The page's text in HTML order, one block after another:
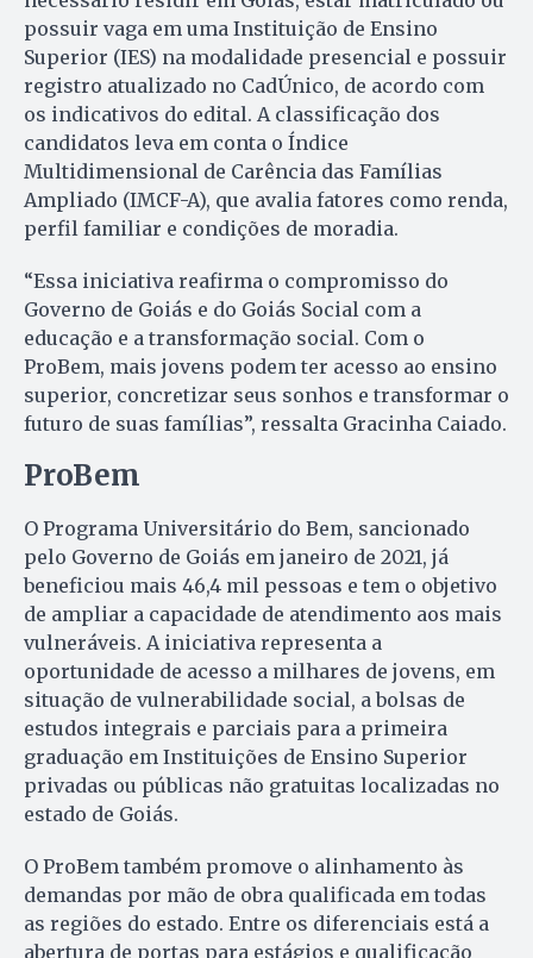
possuir vaga em uma Instituição de Ensino
Superior (IES) na modalidade presencial e possuir
registro atualizado no CadÚnico, de acordo com
os indicativos do edital. A classificação dos
candidatos leva em conta o Índice
Multidimensional de Carência das Famílias
Ampliado (IMCF-A), que avalia fatores como renda,
perfil familiar e condições de moradia.
“Essa iniciativa reafirma o compromisso do
Governo de Goiás e do Goiás Social com a
educação e a transformação social. Com o
ProBem, mais jovens podem ter acesso ao ensino
superior, concretizar seus sonhos e transformar o
futuro de suas famílias”, ressalta Gracinha Caiado.
ProBem
O Programa Universitário do Bem, sancionado
pelo Governo de Goiás em janeiro de 2021, já
beneficiou mais 46,4 mil pessoas e tem o objetivo
de ampliar a capacidade de atendimento aos mais
vulneráveis. A iniciativa representa a
oportunidade de acesso a milhares de jovens, em
situação de vulnerabilidade social, a bolsas de
estudos integrais e parciais para a primeira
graduação em Instituições de Ensino Superior
privadas ou públicas não gratuitas localizadas no
estado de Goiás.
O ProBem também promove o alinhamento às
demandas por mão de obra qualificada em todas
as regiões do estado. Entre os diferenciais está a
abertura de portas para estágios e qualificação